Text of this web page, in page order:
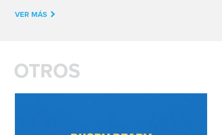
VER MÁS
OTROS